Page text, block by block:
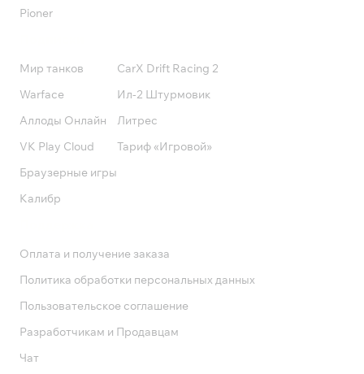
Pioner
Мир танков
Warface
Аллоды Онлайн
VK Play Cloud
Браузерные игры
Калибр
CarX Drift Racing 2
Ил-2 Штурмовик
Литрес
Тариф «Игровой»
Оплата и получение заказа
Политика обработки персональных данных
Пользовательское соглашение
Разработчикам и Продавцам
Чат